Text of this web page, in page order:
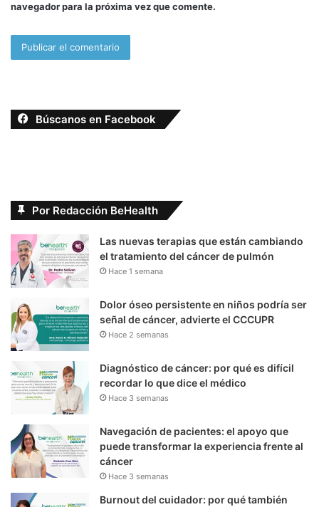
navegador para la próxima vez que comente.
Búscanos en Facebook
Por Redacción BeHealth
Las nuevas terapias que están cambiando
el tratamiento del cáncer de pulmón
Hace 1 semana
Dolor óseo persistente en niños podría ser
señal de cáncer, advierte el CCCUPR
Hace 2 semanas
Diagnóstico de cáncer: por qué es difícil
recordar lo que dice el médico
Hace 3 semanas
Navegación de pacientes: el apoyo que
puede transformar la experiencia frente al
cáncer
Hace 3 semanas
Burnout del cuidador: por qué también